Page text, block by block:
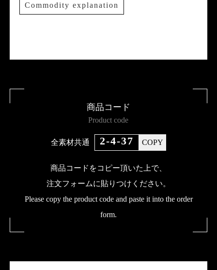
Commodity explanation
商品コード
Product code
全素材共通 2-4-37 COPY
商品コードをコピー頂いた上で、
注文フォームに貼りつけください。
Please copy the product code and paste it into the order
form.